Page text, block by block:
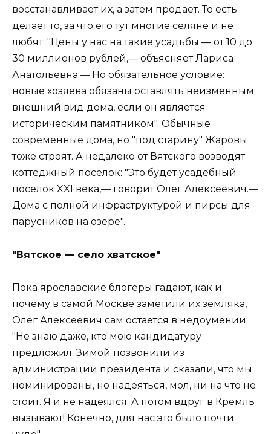
восстанавливает их, а затем продает. То есть
делает то, за что его тут многие селяне и не
любят. "Цены у нас на такие усадьбы — от 10 до
30 миллионов рублей,— объясняет Лариса
Анатольевна.— Но обязательное условие:
новые хозяева обязаны оставлять неизменным
внешний вид дома, если он является
историческим памятником". Обычные
современные дома, но "под старину" Жаровы
тоже строят. А недалеко от Вятского возводят
коттеджный поселок: "Это будет усадебный
поселок XXI века,— говорит Олег Алексеевич.—
Дома с полной инфраструктурой и пирсы для
парусников на озере".
"Вятское — село хватское"
Пока ярославские блогеры гадают, как и
почему в самой Москве заметили их земляка,
Олег Алексеевич сам остается в недоумении:
"Не знаю даже, кто мою кандидатуру
предложил. Зимой позвонили из
администрации президента и сказали, что мы
номинированы, но надеяться, мол, ни на что не
стоит. Я и не надеялся. А потом вдруг в Кремль
вызывают! Конечно, для нас это было почти